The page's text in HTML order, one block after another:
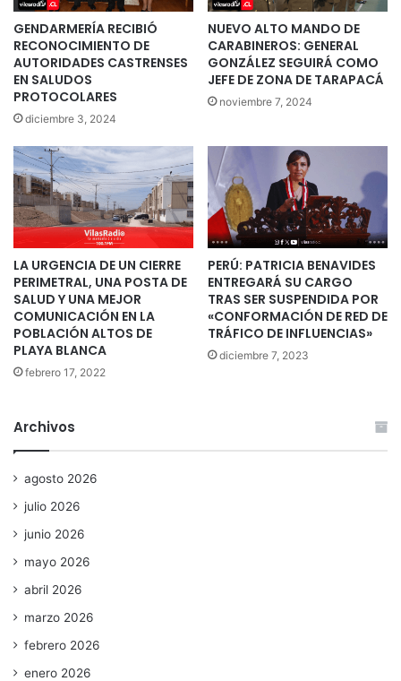
GENDARMERÍA RECIBIÓ
RECONOCIMIENTO DE
AUTORIDADES CASTRENSES
EN SALUDOS
PROTOCOLARES
diciembre 3, 2024
NUEVO ALTO MANDO DE
CARABINEROS: GENERAL
GONZÁLEZ SEGUIRÁ COMO
JEFE DE ZONA DE TARAPACÁ
noviembre 7, 2024
LA URGENCIA DE UN CIERRE
PERIMETRAL, UNA POSTA DE
SALUD Y UNA MEJOR
COMUNICACIÓN EN LA
POBLACIÓN ALTOS DE
PLAYA BLANCA
febrero 17, 2022
PERÚ: PATRICIA BENAVIDES
ENTREGARÁ SU CARGO
TRAS SER SUSPENDIDA POR
«CONFORMACIÓN DE RED DE
TRÁFICO DE INFLUENCIAS»
diciembre 7, 2023
Archivos
agosto 2026
julio 2026
junio 2026
mayo 2026
abril 2026
marzo 2026
febrero 2026
enero 2026